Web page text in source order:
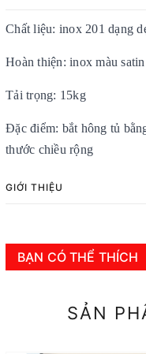
Chất liệu: inox 201 dạng
Hoàn thiện: inox màu satin
Tải trọng: 15kg
Đặc điểm: bắt hông tủ
thước chiều rộng
GIỚI THIỆU
BẠN CÓ THỂ THÍCH
SẢN